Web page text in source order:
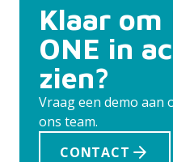
Klaar
ONE in
zien?
Vraag een demo aan
ons team.
CONTACT